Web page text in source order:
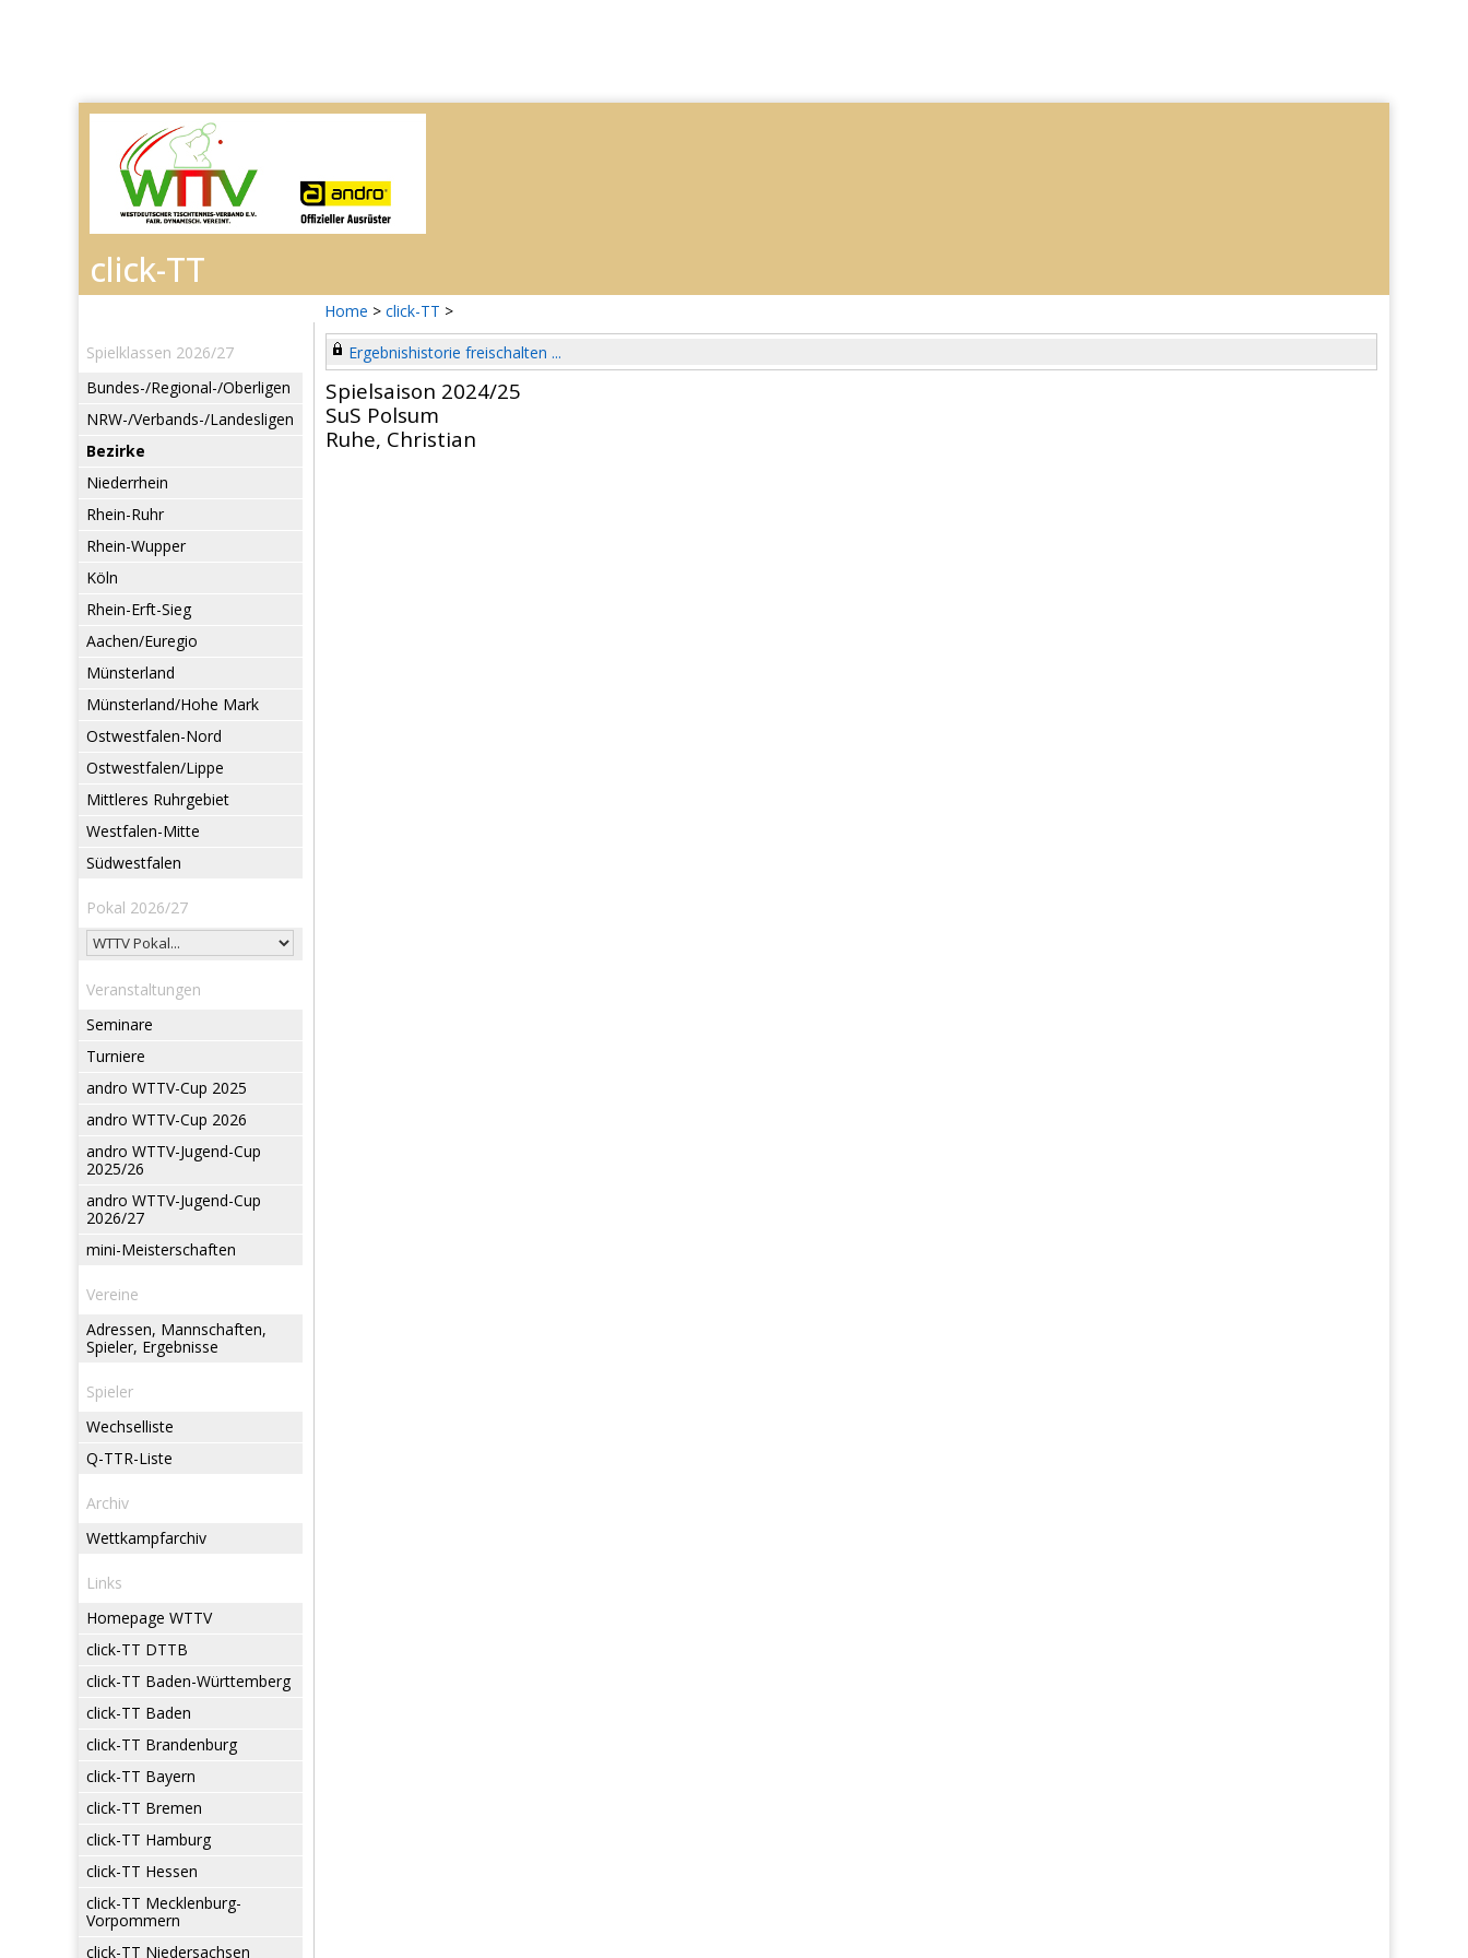
Home > click-TT >
Spielklassen 2026/27
Bundes-/Regional-/Oberligen
NRW-/Verbands-/Landesligen
Bezirke
Niederrhein
Rhein-Ruhr
Rhein-Wupper
Köln
Rhein-Erft-Sieg
Aachen/Euregio
Münsterland
Münsterland/Hohe Mark
Ostwestfalen-Nord
Ostwestfalen/Lippe
Mittleres Ruhrgebiet
Westfalen-Mitte
Südwestfalen
Pokal 2026/27
Veranstaltungen
Seminare
Turniere
andro WTTV-Cup 2025
andro WTTV-Cup 2026
andro WTTV-Jugend-Cup
2025/26
andro WTTV-Jugend-Cup
2026/27
mini-Meisterschaften
Vereine
Adressen, Mannschaften,
Spieler, Ergebnisse
Spieler
Wechselliste
Q-TTR-Liste
Archiv
Wettkampfarchiv
Links
Homepage WTTV
click-TT DTTB
click-TT Baden-Württemberg
click-TT Baden
click-TT Brandenburg
click-TT Bayern
click-TT Bremen
click-TT Hamburg
click-TT Hessen
click-TT Mecklenburg-
Vorpommern
click-TT Niedersachsen
Ergebnishistorie freischalten ...
Spielsaison 2024/25
SuS Polsum
Ruhe, Christian